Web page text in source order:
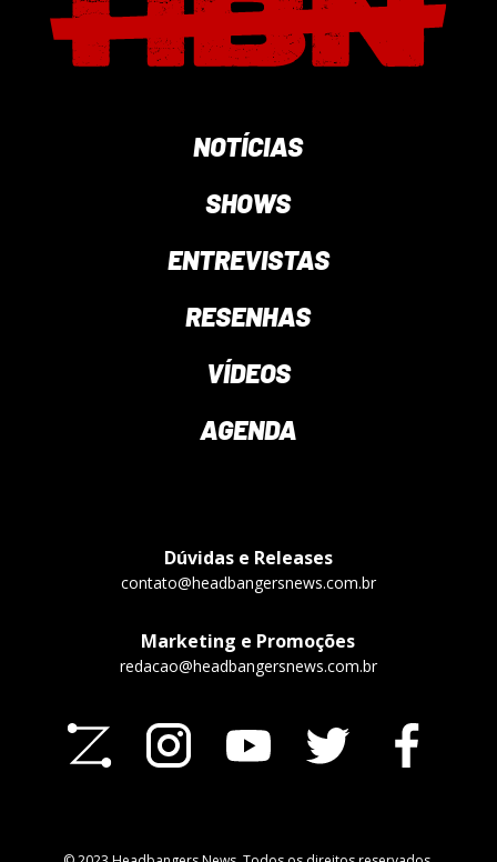
NOTÍCIAS
SHOWS
ENTREVISTAS
RESENHAS
VÍDEOS
AGENDA
Dúvidas e Releases
contato@headbangersnews.com.br
Marketing e Promoções
redacao@headbangersnews.com.br